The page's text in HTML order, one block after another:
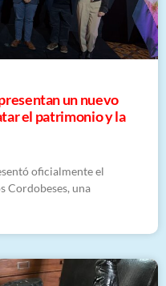
un nuevo
el patrimonio y la
oficialmente el
Cordobeses, una